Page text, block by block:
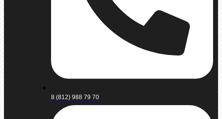
8 (812) 988 79 70